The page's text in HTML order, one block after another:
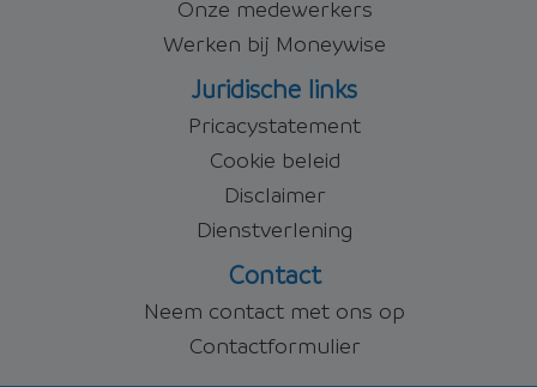
Onze medewerkers
Werken bij Moneywise
Juridische links
Pricacystatement
Cookie beleid
Disclaimer
Dienstverlening
Contact
Neem contact met ons op
Contactformulier